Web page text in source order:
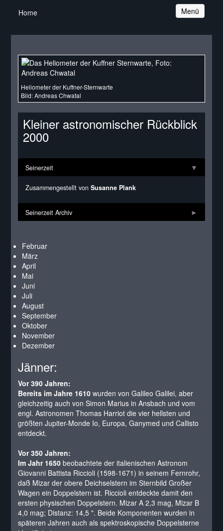
Navigation
Menü
Home
Heliometer der Kuffner-Sternwarte
Bild: Andreas Chwatal
Kleiner astronomischer Rückblick
2000
Seinerzeit
Zusammengestellt vonSusanne Plank
Seinerzeit Archiv
Februar
März
April
Mai
Juni
Juli
August
September
Oktober
November
Dezember
Jänner:
Vor 390 Jahren:
Bereits im Jahre 1610wurden von Galileo Galilei, aber
gleichzeitig auch von Simon Marius in Ansbach und vom
engl. Astronomen Thomas Harriot die vier hellsten und
größten Jupiter-Monde Io, Europa, Ganymed und Callisto
entdeckt.
Vor 350 Jahren:
Im Jahr 1650beobachtete der italienischen Astronom
Giovanni Battista Riccioli (1598-1671) in seinem Fernrohr,
daß Mizar der obere Deichselstern im Sternbild Großer
Wagen ein Doppelstern ist. Riccioli entdeckte damit den
ersten physischen Doppelstern. Mizar A 2,3 mag, Mizar B
4,0 mag; Distanz: 14,5 ". Beide Komponenten wurden in
späteren Jahren auch als spektroskopische Doppelsterne